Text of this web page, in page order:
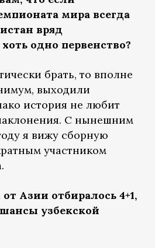
мира всегда
вряд
одно первенство?
брать, то вполне
выходили
история не любит
С нынешним
я вижу сборную
участником
Азии отбиралось 4+1,
узбекской